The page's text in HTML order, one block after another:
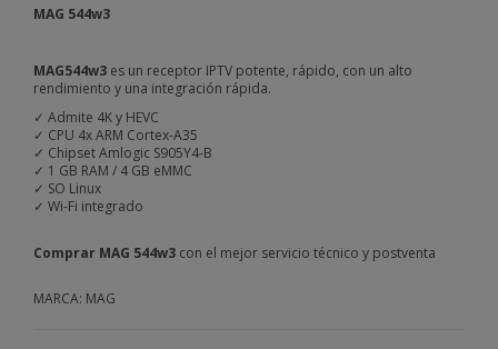
MAG 544w3
MAG544w3 es un receptor IPTV potente, rápido, con un alto
rendimiento y una integración rápida.
✓ Admite 4K y HEVC
✓ CPU 4x ARM Cortex-A35
✓ Chipset Amlogic S905Y4-B
✓ 1 GB RAM / 4 GB eMMC
✓ SO Linux
✓ Wi-Fi integrado
Comprar MAG 544w3 con el mejor servicio técnico y postventa
MARCA: MAG